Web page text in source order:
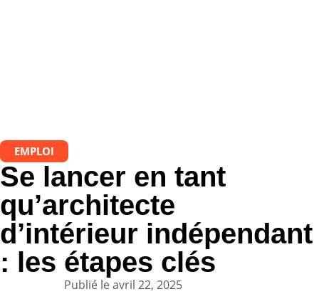
EMPLOI
Se lancer en tant
qu’architecte
d’intérieur indépendant
: les étapes clés
Publié leavril 22, 2025